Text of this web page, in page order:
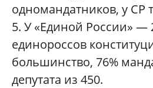
одномандатников, у
5. У «Единой России» —
единороссов
большинство, 76%
депутата из 450.